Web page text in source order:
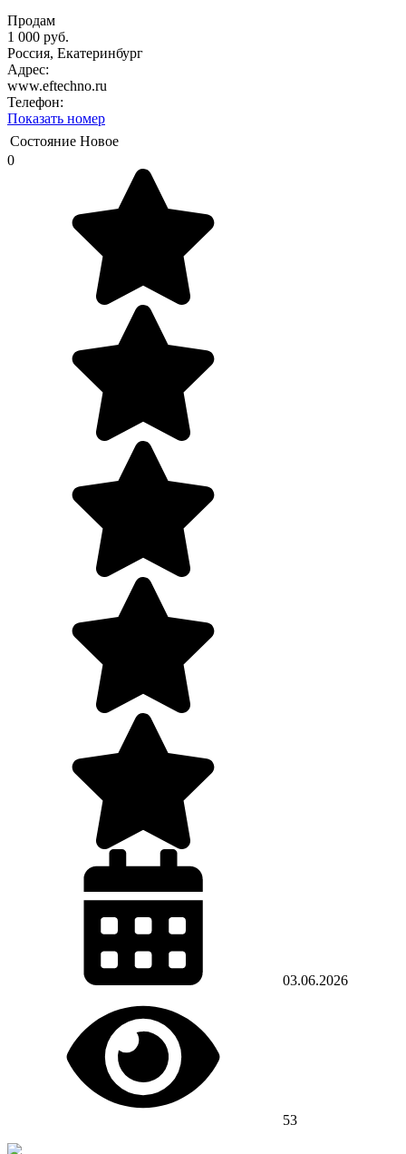
Продам
1 000 руб.
Россия, Екатеринбург
Адрес:
www.eftechno.ru
Телефон:
Показать номер
Состояние Новое
0
03.06.2026
53